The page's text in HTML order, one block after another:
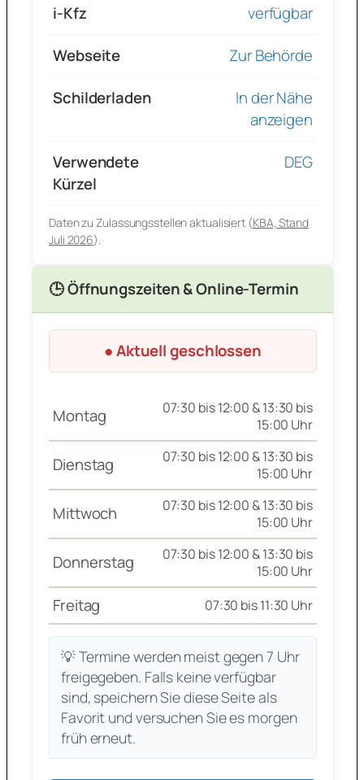
i-Kfz
verfügbar
Webseite
Zur Behörde
Schilderladen
In der Nähe
anzeigen
Verwendete
Kürzel
DEG
Daten zu Zulassungsstellen aktualisiert (KBA, Stand
Juli 2026).
🕒 Öffnungszeiten & Online-Termin
● Aktuell geschlossen
Montag
07:30 bis 12:00 & 13:30 bis
15:00 Uhr
Dienstag
07:30 bis 12:00 & 13:30 bis
15:00 Uhr
Mittwoch
07:30 bis 12:00 & 13:30 bis
15:00 Uhr
Donnerstag
07:30 bis 12:00 & 13:30 bis
15:00 Uhr
Freitag 07:30 bis 11:30 Uhr
💡 Termine werden meist gegen 7 Uhr
freigegeben. Falls keine verfügbar
sind, speichern Sie diese Seite als
Favorit und versuchen Sie es morgen
früh erneut.